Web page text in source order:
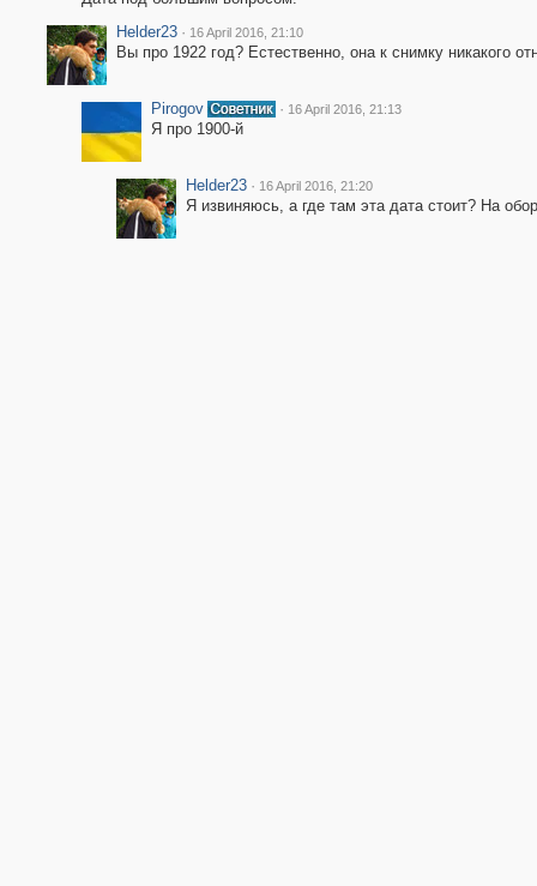
Helder23 · 16 April 2016, 21:10
Вы про 1922 год? Естественно, она к снимку никакого
Pirogov · 16 April 2016, 21:13
Я про 1900-й
Helder23 · 16 April 2016, 21:20
Я извиняюсь, а где там эта дата стоит? На